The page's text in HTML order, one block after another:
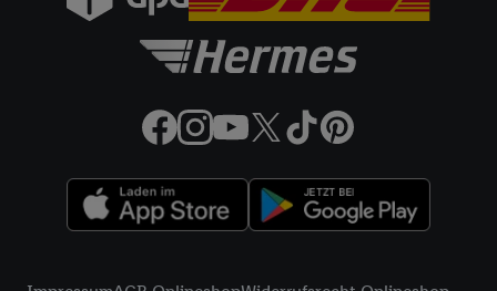
Wenn das der Fall ist, gibt Utiq Ihre IP-Adresse an Ihren
Netzbetreiber weiter, der anhand der IP-Adresse und einer
Kundenkonto-Referenz, wie z.B. Ihrer Mobilfunknummer, eine
verwenden, um Sie wiederzuerkennen und Erkenntnisse über
Ihr Nutzungsverhalten in den Lidl-Diensten zu erfassen.
Insbesondere können Sie mittels dieser Technologie auch auf
Diensten wiedererkannt werden, die von Dritten betrieben
werden, damit wir Ihnen dort personalisierte Werbung
Nutzung der Utiq-Technologie - zusätzlich zur weiter unten